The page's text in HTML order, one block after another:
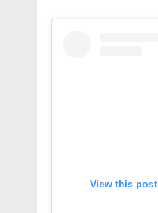
View this